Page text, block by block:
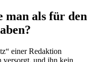
man als für den
einer Redaktion